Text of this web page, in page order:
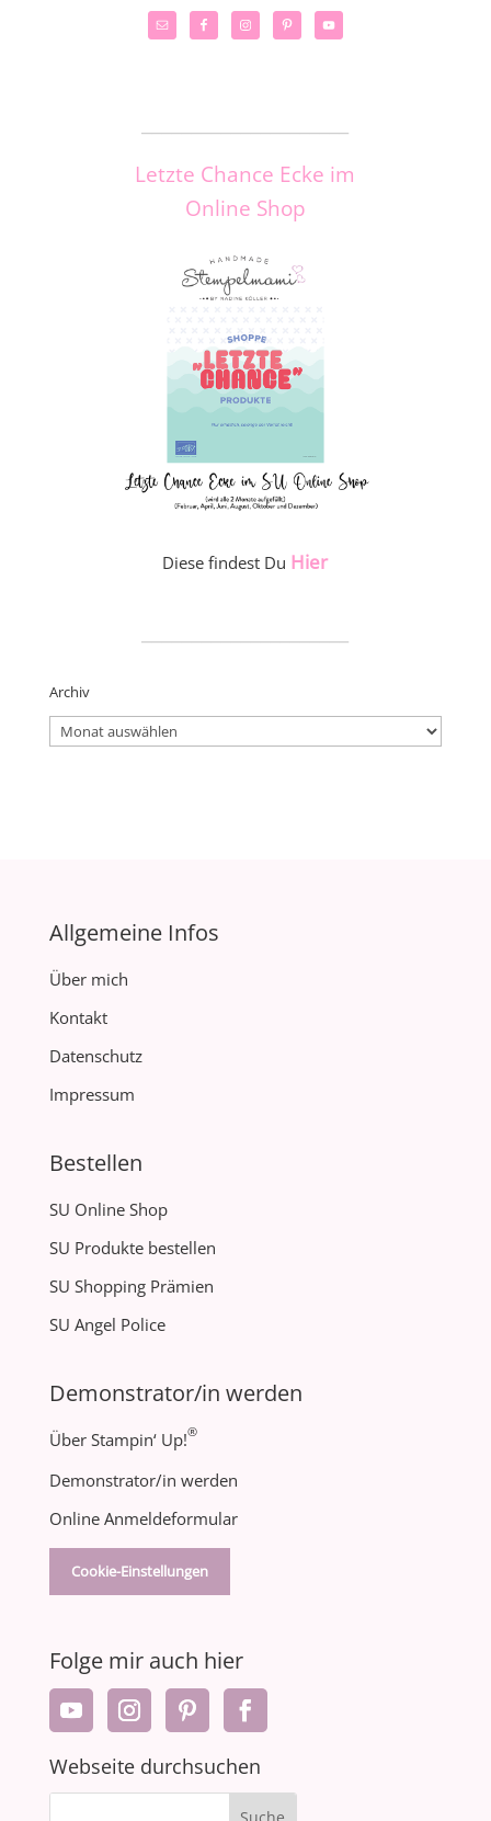
Letzte Chance Ecke im
Online Shop
Diese findest Du Hier
Archiv
Archiv
Allgemeine Infos
Über mich
Kontakt
Datenschutz
Impressum
Bestellen
SU Online Shop
SU Produkte bestellen
SU Shopping Prämien
SU Angel Police
Demonstrator/in werden
Über Stampin‘ Up!®
Demonstrator/in werden
Online Anmeldeformular
Cookie-Einstellungen
Folge mir auch hier
Webseite durchsuchen